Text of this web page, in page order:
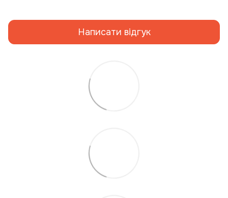
Написати відгук